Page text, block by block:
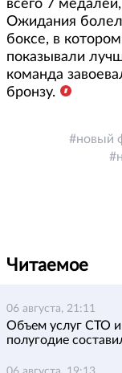
всего 7
Ожидания
боксе, в
показывали
команда
бронзу.
новый
Читаемое
06 августа, 21:11
Объем услуг СТО и
полугодие